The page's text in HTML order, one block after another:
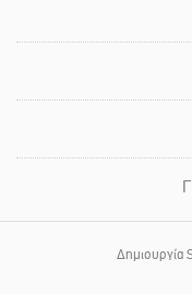
Δημιουργία